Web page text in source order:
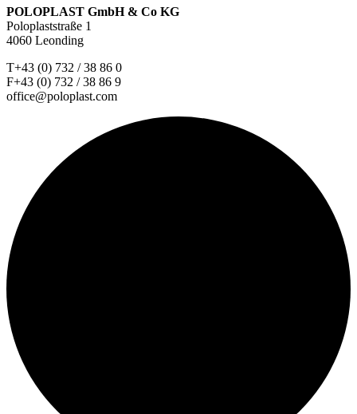
POLOPLAST GmbH & Co KG
Poloplaststraße 1
4060 Leonding
T+43 (0) 732 / 38 86 0
F+43 (0) 732 / 38 86 9
office@poloplast.com